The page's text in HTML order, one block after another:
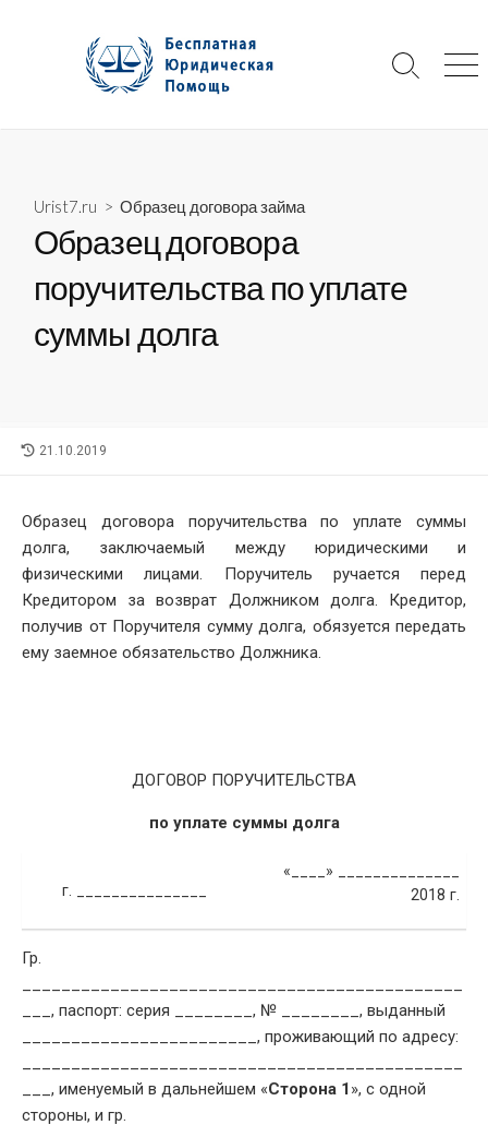
Search
Urist7.ru > Образец договора займа
Образец договора
поручительства по уплате
суммы долга
LAST
21.10.2019
Образец договора поручительства по уплате суммы
долга, заключаемый между юридическими и
физическими лицами. Поручитель ручается перед
Кредитором за возврат Должником долга. Кредитор,
получив от Поручителя сумму долга, обязуется передать
ему заемное обязательство Должника.
ДОГОВОР ПОРУЧИТЕЛЬСТВА
по уплате суммы долга
г. _______________
«____» ______________
2018 г.
Гр.
___, паспорт: серия ________, № ________, выданный
________________________, проживающий по адресу:
___, именуемый в дальнейшем «Сторона 1 », с одной
стороны, и гр.